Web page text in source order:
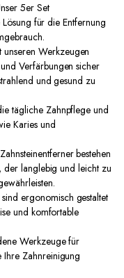
5er Set
für die Entfernung
unseren Werkzeugen
Verfärbungen sicher
und gesund zu
tägliche Zahnpflege und
Karies und
bestehen
der langlebig und leicht zu
ergonomisch gestaltet
und komfortable
Werkzeuge für
Zahnreinigung